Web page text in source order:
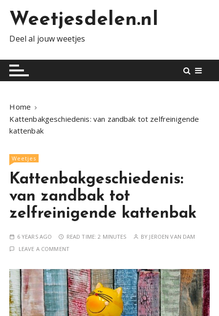
c
Weetjesdelen.nl
Deel al jouw weetjes
Home
Kattenbakgeschiedenis: van zandbak tot zelfreinigende
kattenbak
Weetjes
Kattenbakgeschiedenis:
van zandbak tot
zelfreinigende kattenbak
6 YEARS AGO READ TIME:2 MINUTES BY JEROEN VAN DAM
LEAVE A COMMENT